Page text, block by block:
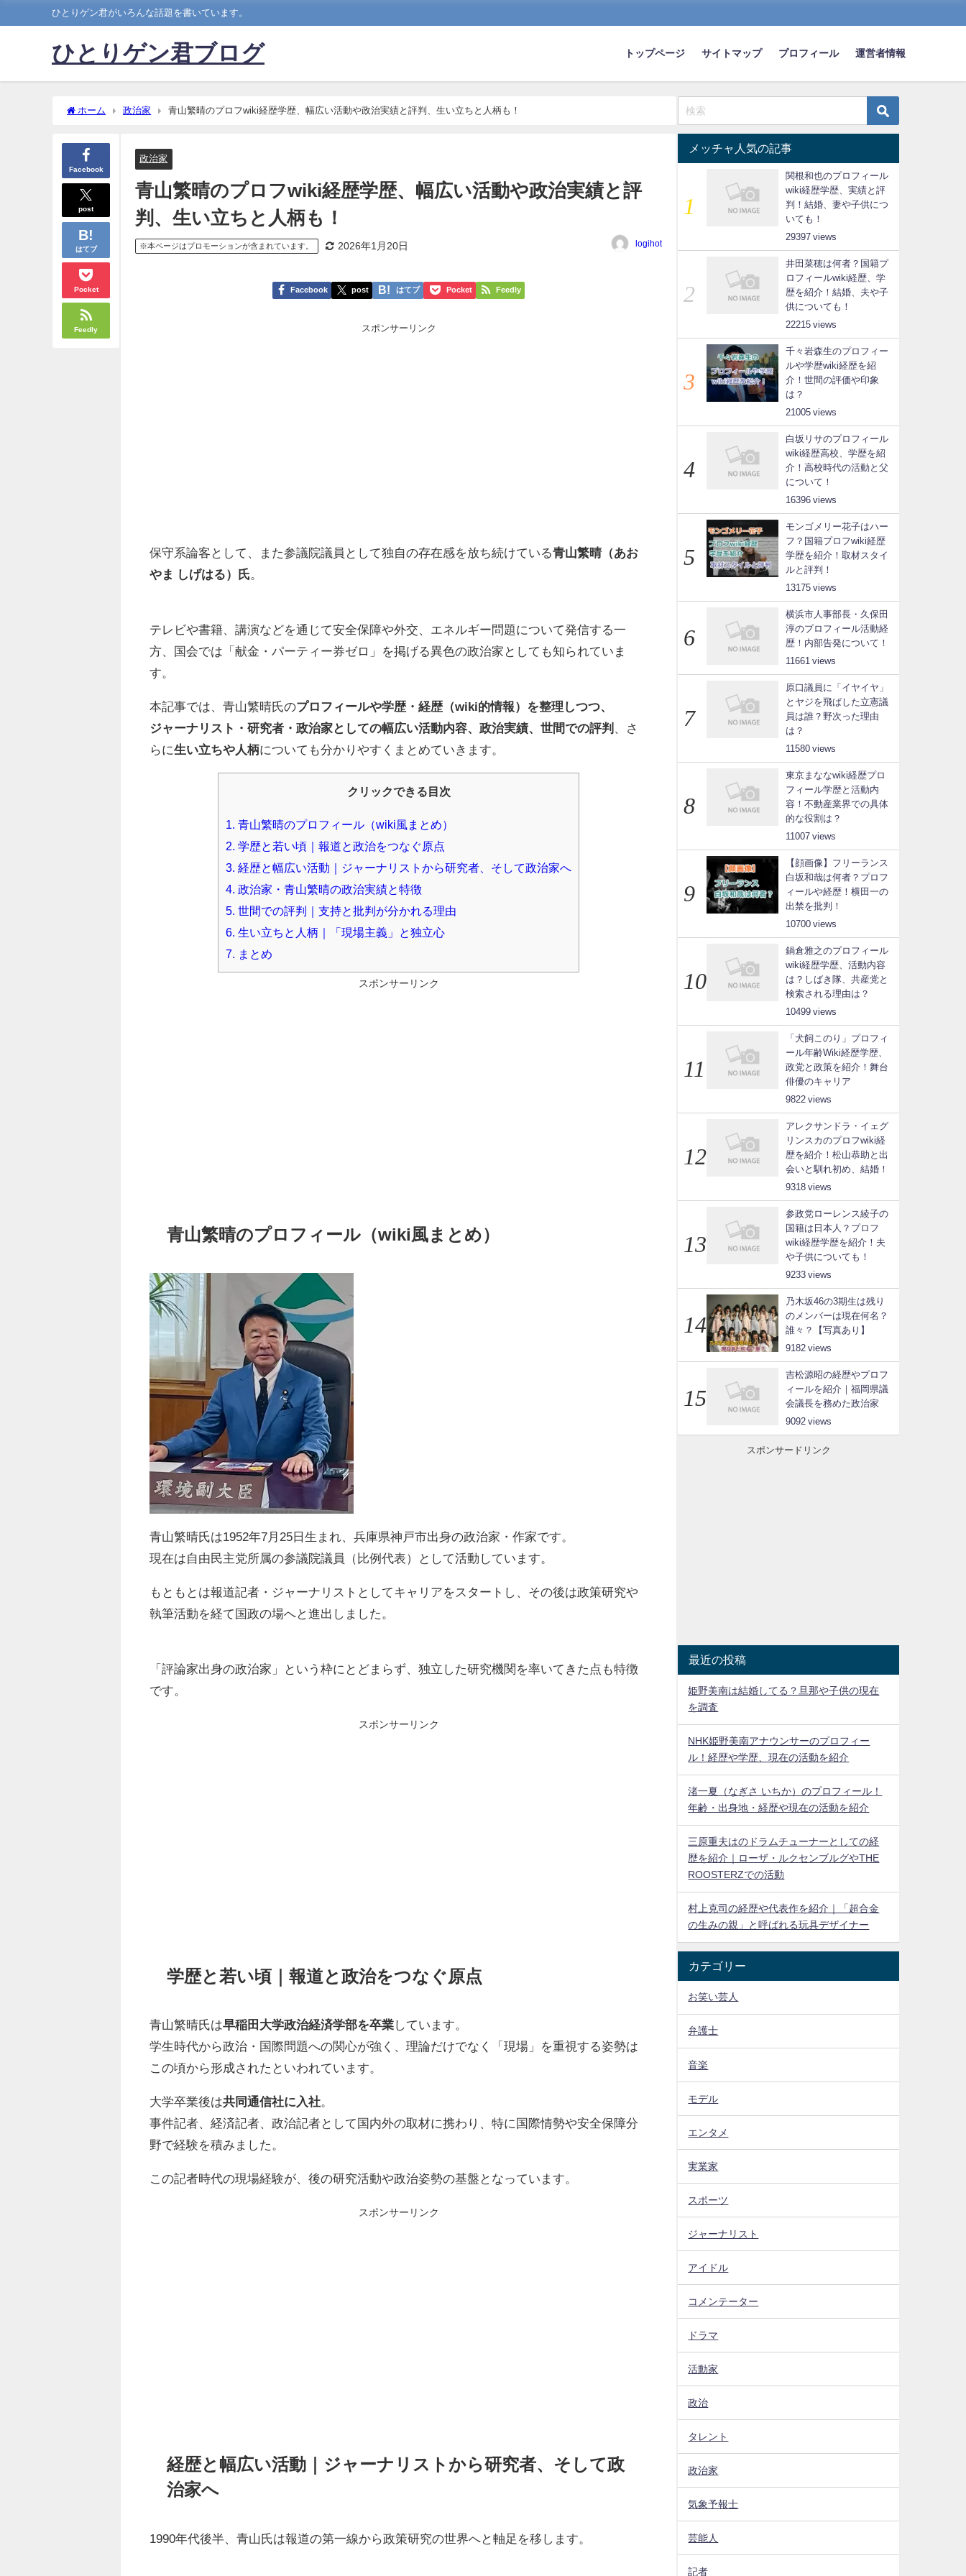
ひとりゲン君がいろんな話題を書いています。
ひとりゲン君ブログ トップページ サイトマップ プロフィール 運営者情報
ホーム 政治家 青山繁晴のプロフwiki経歴学歴、幅広い活動や政治実績と評判、生い立ちと人柄も！
Facebook
post
はてブ
Pocket
Feedly
政治家
青山繁晴のプロフwiki経歴学歴、幅広い活動や政治実績と評
判、生い立ちと人柄も！
※本ページはプロモーションが含まれています。 2026年1月20日 logihot
Facebook post はてブ Pocket Feedly
スポンサーリンク
保守系論客として、また参議院議員として独自の存在感を放ち続けている青山繁晴（あお
やま しげはる）氏
テレビや書籍、講演などを通じて安全保障や外交、エネルギー問題について発信する一
方、国会では「献金・パーティー券ゼロ」を掲げる異色の政治家としても知られていま
す。
本記事では、青山繁晴氏のプロフィールや学歴・経歴（wiki的情報）を整理しつつ、
ジャーナリスト・研究者・政治家としての幅広い活動内容、政治実績、世間での評判
、さ
らに生い立ちや人柄についても分かりやすくまとめていきます。
クリックできる目次
1.
青山繁晴のプロフィール（wiki風まとめ）
2. 学歴と若い頃｜報道と政治をつなぐ原点
3. 経歴と幅広い活動｜ジャーナリストから研究者、そして政治家へ
4. 政治家・青山繁晴の政治実績と特徴
5. 世間での評判｜支持と批判が分かれる理由
6. 生い立ちと人柄｜「現場主義」と独立心
7.
まとめ
スポンサーリンク
青山繁晴のプロフィール（wiki風まとめ）
青山繁晴氏は1952年7月25日生まれ、兵庫県神戸市出身の政治家・作家です。
現在は自由民主党所属の参議院議員（比例代表）として活動しています。
もともとは報道記者・ジャーナリストとしてキャリアをスタートし、その後は政策研究や
執筆活動を経て国政の場へと進出しました。
「評論家出身の政治家」という枠にとどまらず、独立した研究機関を率いてきた点も特徴
です。
スポンサーリンク
学歴と若い頃｜報道と政治をつなぐ原点
青山繁晴氏は早稲田大学政治経済学部を卒業しています。
学生時代から政治・国際問題への関心が強く、理論だけでなく「現場」を重視する姿勢は
この頃から形成されたといわれています。
大学卒業後は共同通信社に入社
事件記者、経済記者、政治記者として国内外の取材に携わり、特に国際情勢や安全保障分
野で経験を積みました。
この記者時代の現場経験が、後の研究活動や政治姿勢の基盤となっています。
スポンサーリンク
経歴と幅広い活動｜ジャーナリストから研究者、そして政
治家へ
1990年代後半、青山氏は報道の第一線から政策研究の世界へと軸足を移します。
メッチャ人気の記事
関根和也のプロフィール
wiki経歴学歴、実績と評
判！結婚、妻や子供につ
いても！
29397
井田菜穂は何者？国籍プ
ロフィールwiki経歴、学
歴を紹介！結婚、夫や子
供についても！
22215
千々岩森生のプロフィー
ルや学歴wiki経歴を紹
介！世間の評価や印象
は？
21005
白坂リサのプロフィール
wiki経歴高校、学歴を紹
介！高校時代の活動と父
について！
16396
モンゴメリー花子はハー
フ？国籍プロフwiki経歴
学歴を紹介！取材スタイ
ルと評判！
13175
横浜市人事部長・久保田
淳のプロフィール活動経
歴！内部告発について！
11661
原口議員に「イヤイヤ」
とヤジを飛ばした立憲議
員は誰？野次った理由
は？
11580
東京まななwiki経歴プロ
フィール学歴と活動内
容！不動産業界での具体
的な役割は？
11007
【顔画像】フリーランス
白坂和哉は何者？プロフ
ィールや経歴！横田一の
出禁を批判！
10700
鍋倉雅之のプロフィール
wiki経歴学歴、活動内容
は？しばき隊、共産党と
検索される理由は？
10499
「犬飼このり」プロフィ
ール年齢Wiki経歴学歴、
政党と政策を紹介！舞台
俳優のキャリア
9822
アレクサンドラ・イェグ
リンスカのプロフwiki経
歴を紹介！松山恭助と出
会いと馴れ初め、結婚！
9318
参政党ローレンス綾子の
国籍は日本人？プロフ
wiki経歴学歴を紹介！夫
や子供についても！
9233
乃木坂46の3期生は残り
のメンバーは現在何名？
誰々？【写真あり】
9182
吉松源昭の経歴やプロフ
ィールを紹介｜福岡県議
会議長を務めた政治家
9092
スポンサードリンク
最近の投稿
姫野美南は結婚してる？旦那や子供の現在
を調査
NHK姫野美南アナウンサーのプロフィー
ル！経歴や学歴、現在の活動を紹介
渚一夏（なぎさ いちか）のプロフィール！
年齢・出身地・経歴や現在の活動を紹介
三原重夫はのドラムチューナーとしての経
歴を紹介｜ローザ・ルクセンブルグやTHE
ROOSTERZでの活動
村上克司の経歴や代表作を紹介｜「超合金
の生みの親」と呼ばれる玩具デザイナー
カテゴリー
お笑い芸人
弁護士
音楽
モデル
エンタメ
実業家
スポーツ
ジャーナリスト
アイドル
コメンテーター
ドラマ
活動家
政治
タレント
政治家
気象予報士
芸能人
記者